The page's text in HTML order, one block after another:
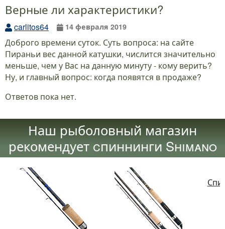
Верные ли характеристики?
carlitos64 14 февраля 2019
Доброго времени суток. Суть вопроса: на сайте
Пираньи вес данной катушки, числится значительно
меньше, чем у Вас на данную минуту - кому верить?
Ну, и главный вопрос: когда появятся в продаже?
Ответов пока нет.
Наш рыболовный магазин
рекомендует cпиннинги Shimano